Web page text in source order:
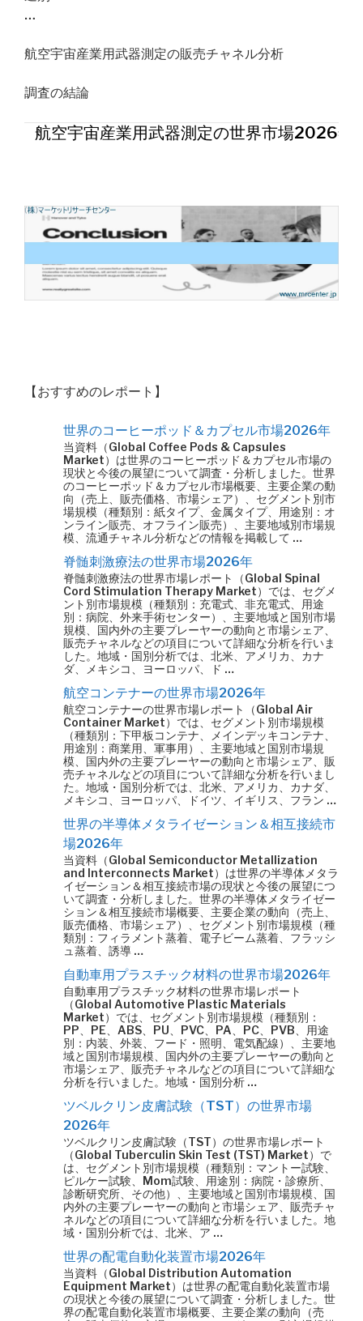
…
航空宇宙産業用武器測定の販売チャネル分析
調査の結論
航空宇宙産業用武器測定の世界市場2026年
【おすすめのレポート】
世界のコーヒーポッド＆カプセル市場2026年
当資料（Global Coffee Pods & Capsules
Market）は世界のコーヒーポッド＆カプセル市場の
現状と今後の展望について調査・分析しました。世界
のコーヒーポッド＆カプセル市場概要、主要企業の動
向（売上、販売価格、市場シェア）、セグメント別市
場規模（種類別：紙タイプ、金属タイプ、用途別：オ
ンライン販売、オフライン販売）、主要地域別市場規
模、流通チャネル分析などの情報を掲載して …
脊髄刺激療法の世界市場2026年
脊髄刺激療法の世界市場レポート（Global Spinal
Cord Stimulation Therapy Market）では、セグメ
ント別市場規模（種類別：充電式、非充電式、用途
別：病院、外来手術センター）、主要地域と国別市場
規模、国内外の主要プレーヤーの動向と市場シェア、
販売チャネルなどの項目について詳細な分析を行いま
した。地域・国別分析では、北米、アメリカ、カナ
ダ、メキシコ、ヨーロッパ、ド …
航空コンテナーの世界市場2026年
航空コンテナーの世界市場レポート（Global Air
Container Market）では、セグメント別市場規模
（種類別：下甲板コンテナ、メインデッキコンテナ、
用途別：商業用、軍事用）、主要地域と国別市場規
模、国内外の主要プレーヤーの動向と市場シェア、販
売チャネルなどの項目について詳細な分析を行いまし
た。地域・国別分析では、北米、アメリカ、カナダ、
メキシコ、ヨーロッパ、ドイツ、イギリス、フラン …
世界の半導体メタライゼーション＆相互接続市
場2026年
当資料（Global Semiconductor Metallization
and Interconnects Market）は世界の半導体メタラ
イゼーション＆相互接続市場の現状と今後の展望につ
いて調査・分析しました。世界の半導体メタライゼー
ション＆相互接続市場概要、主要企業の動向（売上、
販売価格、市場シェア）、セグメント別市場規模（種
類別：フィラメント蒸着、電子ビーム蒸着、フラッシ
ュ蒸着、誘導 …
自動車用プラスチック材料の世界市場2026年
自動車用プラスチック材料の世界市場レポート
（Global Automotive Plastic Materials
Market）では、セグメント別市場規模（種類別：
PP、PE、ABS、PU、PVC、PA、PC、PVB、用途
別：内装、外装、フード・照明、電気配線）、主要地
域と国別市場規模、国内外の主要プレーヤーの動向と
市場シェア、販売チャネルなどの項目について詳細な
分析を行いました。地域・国別分析 …
ツベルクリン皮膚試験（TST）の世界市場
2026年
ツベルクリン皮膚試験（TST）の世界市場レポート
（Global Tuberculin Skin Test (TST) Market）で
は、セグメント別市場規模（種類別：マントー試験、
ピルケー試験、Mom試験、用途別：病院・診療所、
診断研究所、その他）、主要地域と国別市場規模、国
内外の主要プレーヤーの動向と市場シェア、販売チャ
ネルなどの項目について詳細な分析を行いました。地
域・国別分析では、北米、ア …
世界の配電自動化装置市場2026年
当資料（Global Distribution Automation
Equipment Market）は世界の配電自動化装置市場
の現状と今後の展望について調査・分析しました。世
界の配電自動化装置市場概要、主要企業の動向（売